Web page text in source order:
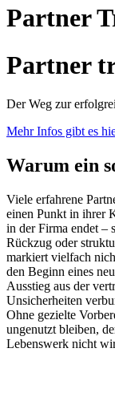
Partner
Partner
Der Weg zur
Mehr Infos gibt es
Warum ein
Viele erfahrene
einen Punkt in ihrer
in der Firma endet –
Rückzug oder
markiert vielfach
den Beginn eines
Ausstieg aus der
Unsicherheiten
Ohne gezielte
ungenutzt bleiben,
Lebenswerk nicht